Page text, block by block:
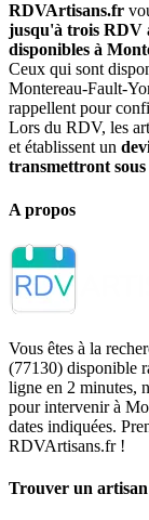
RDVArtisans.fr
jusqu'à trois RDV
disponibles à
Ceux qui sont
Montereau-Fault-
rappellent pour
Lors du RDV, les
et établissent un
transmettront sous
A propos
Vous êtes à la
(77130) disponible
ligne en 2 minutes,
pour intervenir à
dates indiquées.
RDVArtisans.fr !
Trouver un